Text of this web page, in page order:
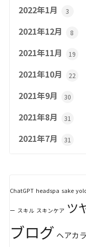
2022年1月 3
2021年12月 8
2021年11月 19
2021年10月 22
2021年9月 30
2021年8月 31
2021年7月 31
ChatGPT headspa sake
ー スキル スキンケア ツ
ブログ ヘアカ